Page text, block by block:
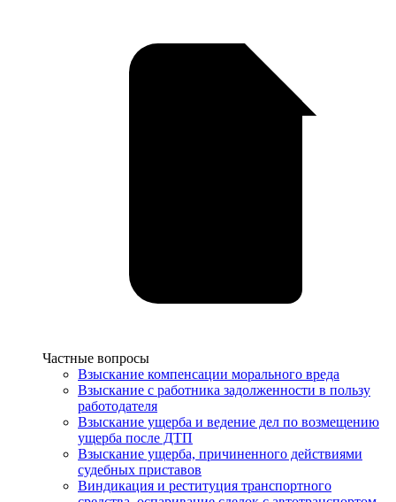
Услуги
Частные вопросы
Взыскание компенсации морального вреда
Взыскание с работника задолженности в пользу
работодателя
Взыскание ущерба и ведение дел по возмещению
ущерба после ДТП
Взыскание ущерба, причиненного действиями
судебных приставов
Виндикация и реституция транспортного